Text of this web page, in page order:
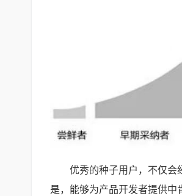
优秀的种子用户，不仅会
是，能够为产品开发者提供中